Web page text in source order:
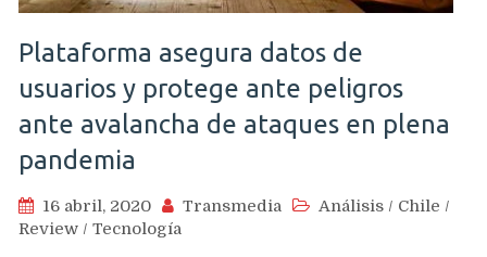
Plataforma asegura datos de
usuarios y protege ante peligros
ante avalancha de ataques en plena
pandemia
16 abril, 2020 Transmedia Análisis / Chile /
Review / Tecnología